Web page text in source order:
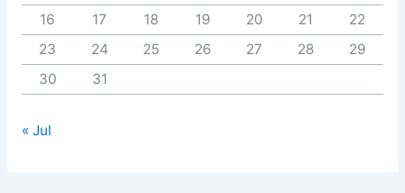
16
17 18 19 20 21
22
23
24 25 26 27 28
29
30
31
« Jul